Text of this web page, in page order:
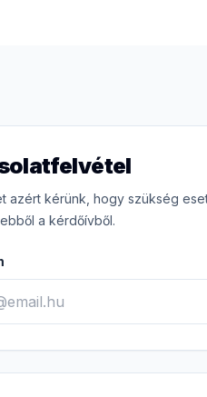
azért kérünk, hogy szükség
a kérdőívből.